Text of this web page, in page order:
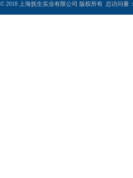
© 2018 上海抚生实业有限公司 版权所有 总访问量：